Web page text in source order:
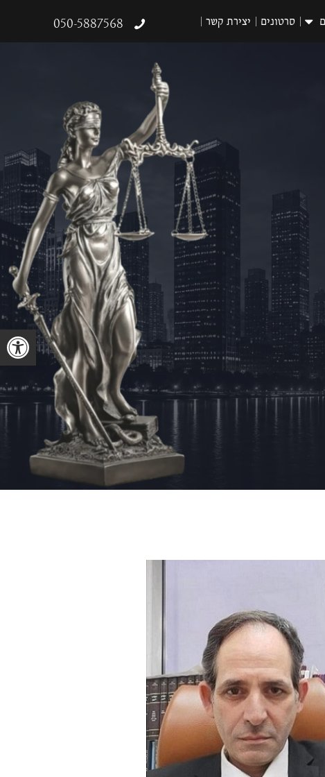
סרטונים יצירת קשר 050-5887568
פתח סרגל נגישות